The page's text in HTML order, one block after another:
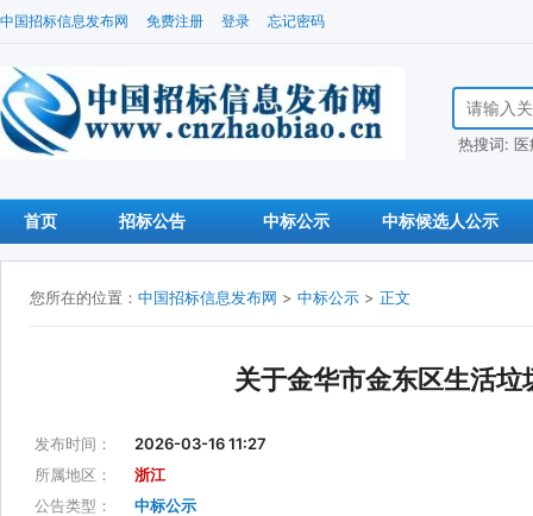
中国招标信息发布网 免费注册 登录 忘记密码
搜索招标信
热搜词:
首页 招标公告 中标公示 中标候选人公示
您所在的位置： 中国招标信息发布网 > 中标公示 > 正文
关于金华市金东区生活
发布时间：
2026-03-16 11:27
所属地区：
浙江
公告类型：
中标公示